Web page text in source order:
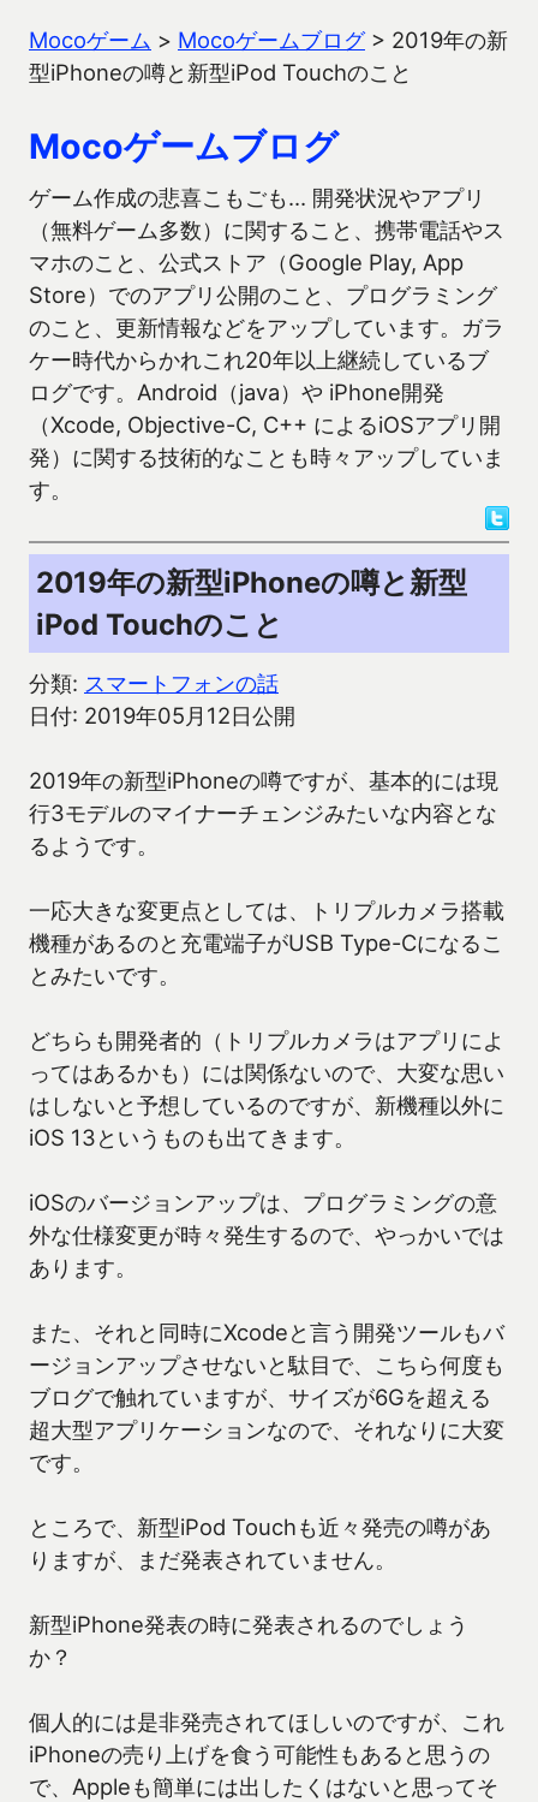
Mocoゲーム > Mocoゲームブログ> 2019年の新
型iPhoneの噂と新型iPod Touchのこと
Mocoゲームブログ
ゲーム作成の悲喜こもごも… 開発状況やアプリ
（無料ゲーム多数）に関すること、携帯電話やス
マホのこと、公式ストア（Google Play, App
Store）でのアプリ公開のこと、プログラミング
のこと、更新情報などをアップしています。ガラ
ケー時代からかれこれ20年以上継続しているブ
ログです。Android（java）や iPhone開発
（Xcode, Objective-C, C++ によるiOSアプリ開
発）に関する技術的なことも時々アップしていま
す。
2019年の新型iPhoneの噂と新型
iPod Touchのこと
分類: スマートフォンの話
日付: 2019年05月12日公開
2019年の新型iPhoneの噂ですが、基本的には現
行3モデルのマイナーチェンジみたいな内容とな
るようです。
一応大きな変更点としては、トリプルカメラ搭載
機種があるのと充電端子がUSB Type-Cになるこ
とみたいです。
どちらも開発者的（トリプルカメラはアプリによ
ってはあるかも）には関係ないので、大変な思い
はしないと予想しているのですが、新機種以外に
iOS 13というものも出てきます。
iOSのバージョンアップは、プログラミングの意
外な仕様変更が時々発生するので、やっかいでは
あります。
また、それと同時にXcodeと言う開発ツールもバ
ージョンアップさせないと駄目で、こちら何度も
ブログで触れていますが、サイズが6Gを超える
超大型アプリケーションなので、それなりに大変
です。
ところで、新型iPod Touchも近々発売の噂があ
りますが、まだ発表されていません。
新型iPhone発表の時に発表されるのでしょう
か？
個人的には是非発売されてほしいのですが、これ
iPhoneの売り上げを食う可能性もあると思うの
で、Appleも簡単には出したくはないと思ってそ